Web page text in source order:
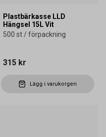
Plastbärkasse LLD
Hängsel 15L Vit
500 st / förpackning
315 kr
Lägg i varukorgen